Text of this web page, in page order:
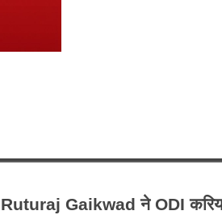
Ruturaj Gaikwad ने ODI